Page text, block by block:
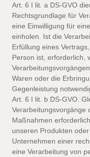
Art. 6 I lit. a DS-GVO
Rechtsgrundlage für
eine Einwilligung für
einholen. Ist die
Erfüllung eines
Person ist, erforderlich,
Waren oder die
Gegenleistung
Art. 6 I lit. b DS-GVO.
Verarbeitungsvorgänge
Maßnahmen
unseren Produkten
Unternehmen einer
eine Verarbeitung von